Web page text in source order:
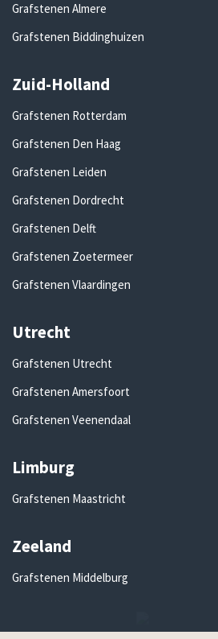
Grafstenen Almere
Grafstenen Biddinghuizen
Zuid-Holland
Grafstenen Rotterdam
Grafstenen Den Haag
Grafstenen Leiden
Grafstenen Dordrecht
Grafstenen Delft
Grafstenen Zoetermeer
Grafstenen Vlaardingen
Utrecht
Grafstenen Utrecht
Grafstenen Amersfoort
Grafstenen Veenendaal
Limburg
Grafstenen Maastricht
Zeeland
Grafstenen Middelburg